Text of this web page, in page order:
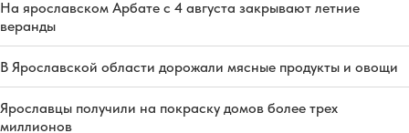
На ярославском Арбате с 4 августа закрывают летние
веранды
В Ярославской области дорожали мясные продукты и овощи
Ярославцы получили на покраску домов более трех
миллионов